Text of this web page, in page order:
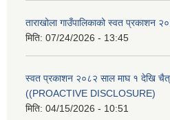
ताराखोला गाउँपालिकाको स्वत प्रकाशन
मिति: 07/24/2026 - 13:45
स्वत प्रकाशन २०८२ साल माघ १ देखि
((PROACTIVE DISCLOSURE)
मिति: 04/15/2026 - 10:51